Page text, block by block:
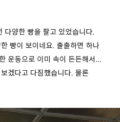
다양한 빵을 팔고 있었습니다.
빵이 보이네요. 출출하면 하나
운동으로 이미 속이 든든해서...
겠다고 다짐했습니다. 물론